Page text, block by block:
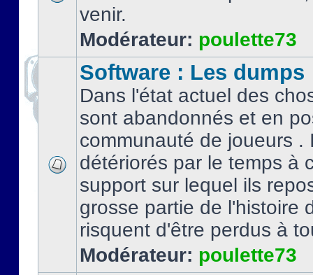
venir.
Modérateur: poulette73
Software : Les dumps
Dans l'état actuel des
sont abandonnés et en
communauté de joueurs .
détériorés par le temps à
support sur lequel ils
grosse partie de l'histoire
risquent d'être perdus à
Modérateur: poulette73